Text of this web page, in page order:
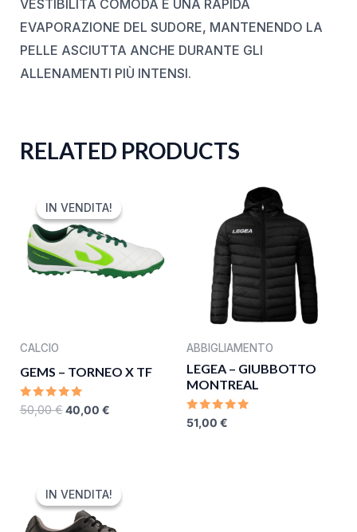
VESTIBILITÀ COMODA E UNA RAPIDA
EVAPORAZIONE DEL SUDORE, MANTENENDO LA
PELLE ASCIUTTA ANCHE DURANTE GLI
ALLENAMENTI PIÙ INTENSI.
RELATED PRODUCTS
IN VENDITA!
IN VENDITA!
CALCIO
GEMS – TORNEO X TF
RATED
0
50,00€
PRICE
WAS:
50,00 €.
40,00 €
PRICE
IS:
ABBIGLIAMENTO
LEGEA – GIUBBOTTO
MONTREAL
RATED
0
51,00 €
IN VENDITA!
IN VENDITA!
PRICE
WAS:
80,00 €.
PRICE
IS: